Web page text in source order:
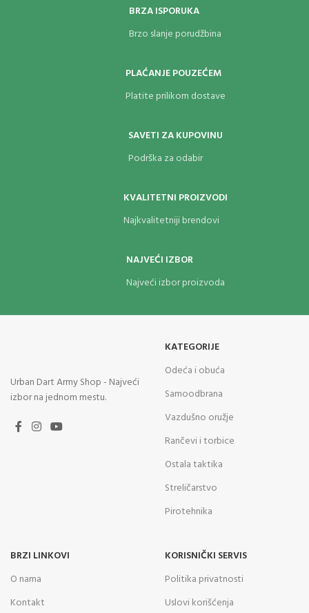
BRZA ISPORUKA
Brzo slanje porudžbina
PLAĆANJE POUZEĆEM
Platite prilikom dostave
SAVETI ZA KUPOVINU
Podrška za odabir
KVALITETNI PROIZVODI
Najkvalitetniji brendovi
NAJVEĆI IZBOR
Najveći izbor proizvoda
Urban Dart Army Shop - Najveći
izbor na jednom mestu.
KATEGORIJE
Odeća i obuća
Samoodbrana
Vazdušno oružje
Rančevi i torbice
Ostala taktika
Streličarstvo
Pirotehnika
BRZI LINKOVI
O nama
Kontakt
KORISNIČKI SERVIS
Politika privatnosti
Uslovi korišćenja